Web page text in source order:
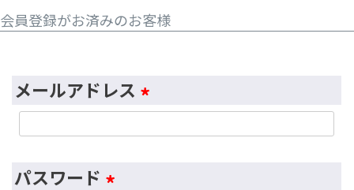
会員登録がお済みのお客様
メールアドレス
パスワード